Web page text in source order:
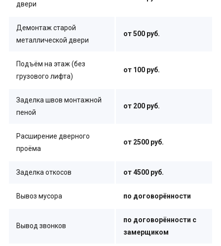
двери
Демонтаж старой
металлической двери
от 500 руб.
Подъём на этаж (без
грузового лифта)
от 100 руб.
Заделка швов монтажной
пеной
от 200 руб.
Расширение дверного
проёма
от 2500 руб.
Заделка откосов от 4500 руб.
Вывоз мусора по договорённости
Вывод звонков
по договорённости с
замерщиком